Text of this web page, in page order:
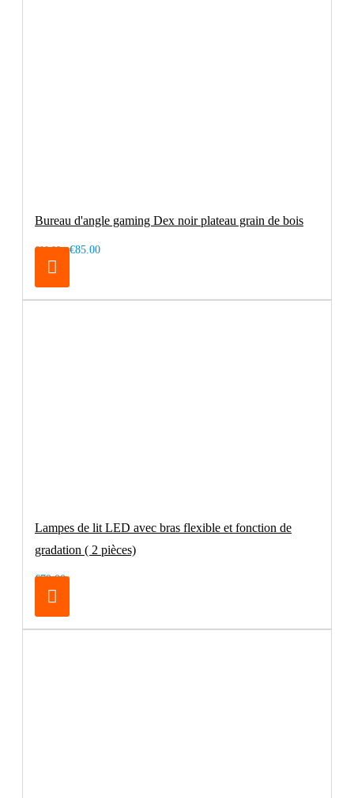
Bureau d'angle gaming Dex noir plateau grain de bois
€99.00 €85.00
Lampes de lit LED avec bras flexible et fonction de
gradation ( 2 pièces)
€79.00